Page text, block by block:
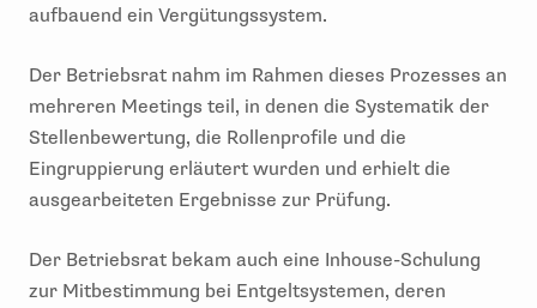
aufbauend ein Vergütungssystem.
Der Betriebsrat nahm im Rahmen dieses Prozesses an
mehreren Meetings teil, in denen die Systematik der
Stellenbewertung, die Rollenprofile und die
Eingruppierung erläutert wurden und erhielt die
ausgearbeiteten Ergebnisse zur Prüfung.
Der Betriebsrat bekam auch eine Inhouse-Schulung
zur Mitbestimmung bei Entgeltsystemen, deren